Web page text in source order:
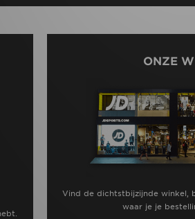
ONZE
Vind de dichtstbijzijnde winkel,
waar je je